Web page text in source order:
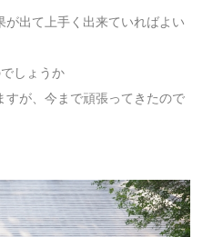
出て上手く出来ていればよい
しょうか
すが、今まで頑張ってきたので